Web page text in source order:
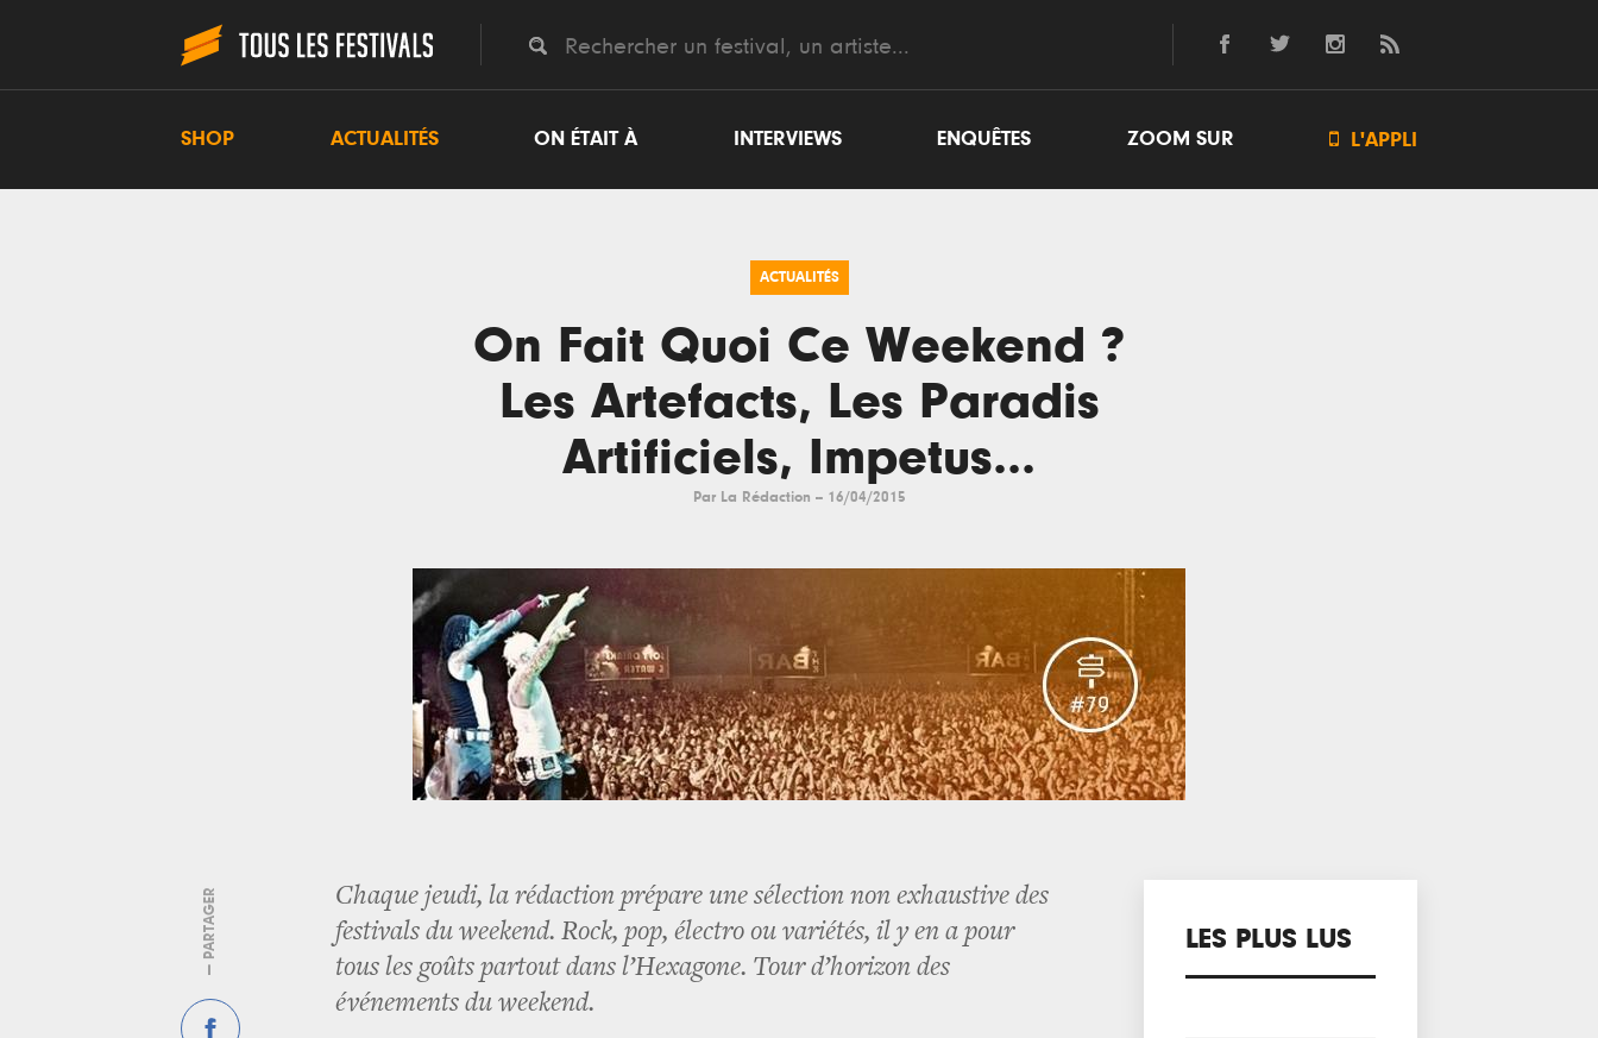
SHOP ACTUALITÉS ON ÉTAIT À INTERVIEWS ENQUÊTES ZOOM SUR  L'APPLI
ACTUALITÉS
On Fait Quoi Ce Weekend ?
Les Artefacts, Les Paradis
Artificiels, Impetus...
Par La Rédaction -- 16/04/2015
— PARTAGER
Chaque jeudi, la rédaction prépare une sélection non exhaustive des
festivals du weekend. Rock, pop, électro ou variétés, il y en a pour
tous les goûts partout dans l’Hexagone. Tour d’horizon des
événements du weekend.
LES PLUS LUS